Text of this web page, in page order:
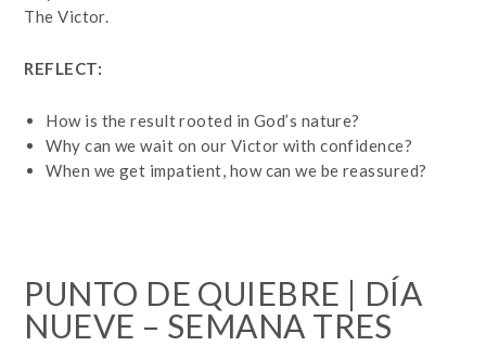
The Victor.
REFLECT:
How is the result rooted in God’s nature?
Why can we wait on our Victor with confidence?
When we get impatient, how can we be reassured?
PUNTO DE QUIEBRE | DÍA
NUEVE – SEMANA TRES